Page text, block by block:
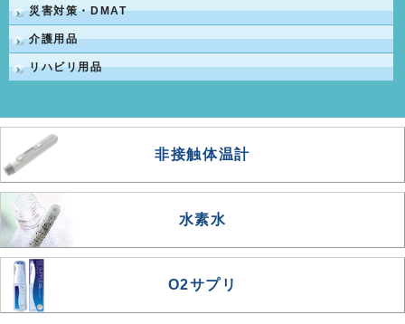
災害対策・DMAT
介護用品
リハビリ用品
非接触体温計
水素水
O2サプリ